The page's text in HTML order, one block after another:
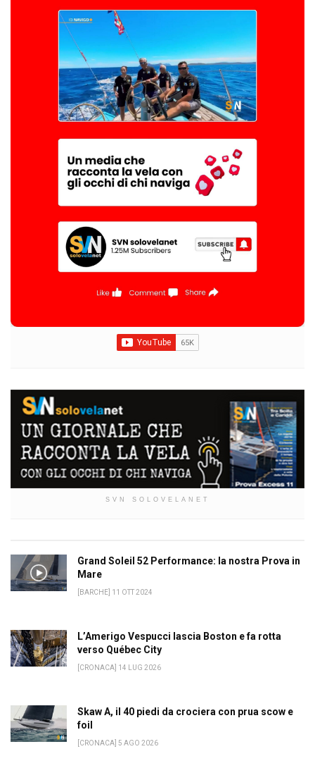
SVN SOLOVELANET
Grand Soleil 52 Performance: la nostra Prova in
Mare
[BARCHE] 11 OTT 2024
L’Amerigo Vespucci lascia Boston e fa rotta
verso Québec City
[CRONACA] 14 LUG 2026
Skaw A, il 40 piedi da crociera con prua scow e
foil
[CRONACA] 5 AGO 2026